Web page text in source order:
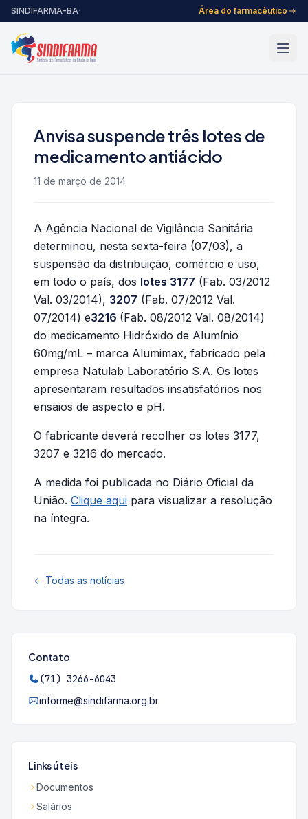
Pular para o conteúdo
SINDIFARMA-BA· Área do farmacêutico
Anvisa suspende três lotes de
medicamento antiácido
11 de março de 2014
A Agência Nacional de Vigilância Sanitária
determinou, nesta sexta-feira (07/03), a
suspensão da distribuição, comércio e uso,
em todo o país, dos lotes 3177 (Fab. 03/2012
Val. 03/2014), 3207 (Fab. 07/2012 Val.
07/2014) e3216 (Fab. 08/2012 Val. 08/2014)
do medicamento Hidróxido de Alumínio
60mg/mL – marca Alumimax, fabricado pela
empresa Natulab Laboratório S.A. Os lotes
apresentaram resultados insatisfatórios nos
ensaios de aspecto e pH.
O fabricante deverá recolher os lotes 3177,
3207 e 3216 do mercado.
A medida foi publicada no Diário Oficial da
União. Clique aqui para visualizar a resolução
na íntegra.
← Todas as notícias
Contato
(71) 3266-6043
informe@sindifarma.org.br
Links úteis
Documentos
Salários